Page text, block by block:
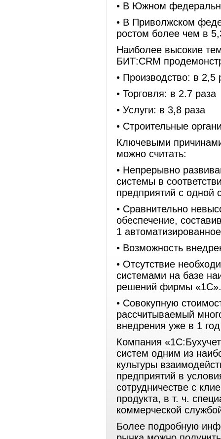
• В Южном
• В Приволжском
ростом более чем в
Наиболее высокие
БИТ:CRM
• Производство: в 2,5
• Торговля: в 2.7 раза
• Услуги: в 3,8 раза
• Строительные
Ключевыми
можно считать:
• Непрерывно
системы в
предприятий с одной
• Сравнительно
обеспечение,
1
• Возможность
• Отсутствие
системами на базе
решений фирмы «1С».
• Совокупную
рассчитываемый
внедрения уже в 1
Компания
систем одним из
культуры
предприятий в
сотрудничестве с
продукта, в т. ч.
коммерческой
Более подробную